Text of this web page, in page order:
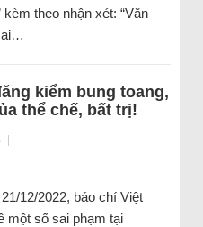
theo nhận xét: “Văn
ai…
kiểm bung toang,
thể chế, bất trị!
|
12/2022, báo chí Việt
một số sai phạm tại